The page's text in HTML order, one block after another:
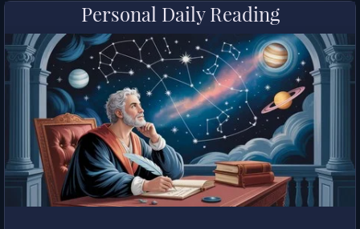
Personal Daily Reading